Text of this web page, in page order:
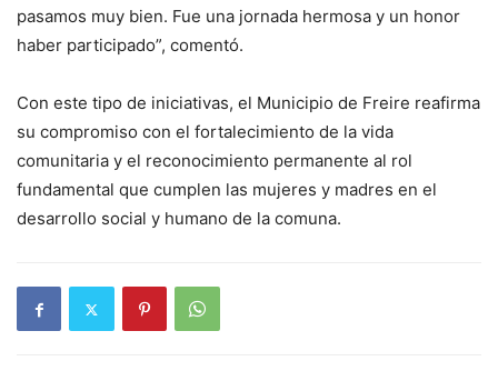
pasamos muy bien. Fue una jornada hermosa y un honor
haber participado”, comentó.
Con este tipo de iniciativas, el Municipio de Freire reafirma
su compromiso con el fortalecimiento de la vida
comunitaria y el reconocimiento permanente al rol
fundamental que cumplen las mujeres y madres en el
desarrollo social y humano de la comuna.